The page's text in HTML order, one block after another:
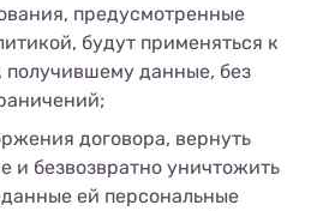
предусмотренные
будут применяться к
получившему данные, без
договора, вернуть
и безвозвратно уничтожить
ей персональные